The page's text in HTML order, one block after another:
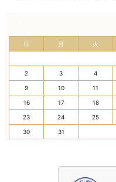
日 月 火
2 3 4
9 10 11
16 17 18
23 24 25
30 31